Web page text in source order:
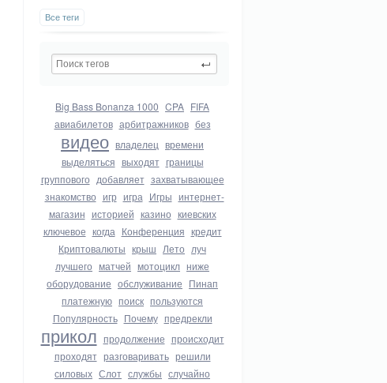
Все теги
Big Bass Bonanza 1000 CPA FIFA
авиабилетов арбитражников без
видео владелец времени
выделяться выходят границы
группового добавляет захватывающее
знакомство игр игра Игры интернет-
магазин историей казино киевских
ключевое когда Конференция кредит
Криптовалюты крыш Лето луч
лучшего матчей мотоцикл ниже
оборудование обслуживание Пинап
платежную поиск пользуются
Популярность Почему предрекли
прикол продолжение происходит
проходят разговаривать решили
силовых Слот службы случайно